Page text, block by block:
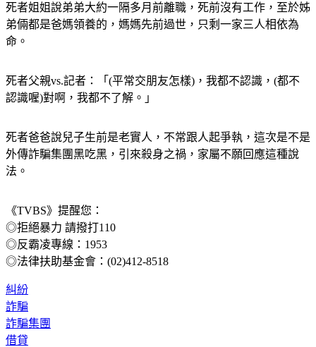
死者姐姐說弟弟大約一隔多月前離職，死前沒有工作，至於姊
弟倆都是爸媽領養的，媽媽先前過世，只剩一家三人相依為
命。
死者父親vs.記者：「(平常交朋友怎樣)，我都不認識，(都不
認識喔)對啊，我都不了解。」
死者爸爸說兒子生前是老實人，不常跟人起爭執，這次是不是
外傳詐騙集團黑吃黑，引來殺身之禍，家屬不願回應這種說
法。
《TVBS》提醒您：
◎拒絕暴力 請撥打110
◎反霸凌專線：1953
◎法律扶助基金會：(02)412-8518
糾紛
詐騙
詐騙集團
借貸